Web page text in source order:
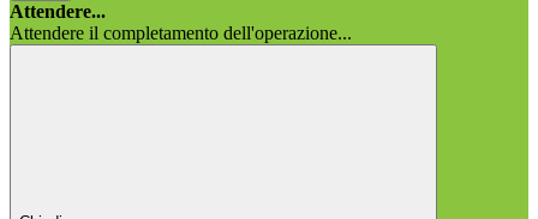
Attendere...
Attendere il completamento dell'operazione...